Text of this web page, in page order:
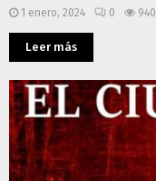
1 enero, 2024 0 940
Leer más